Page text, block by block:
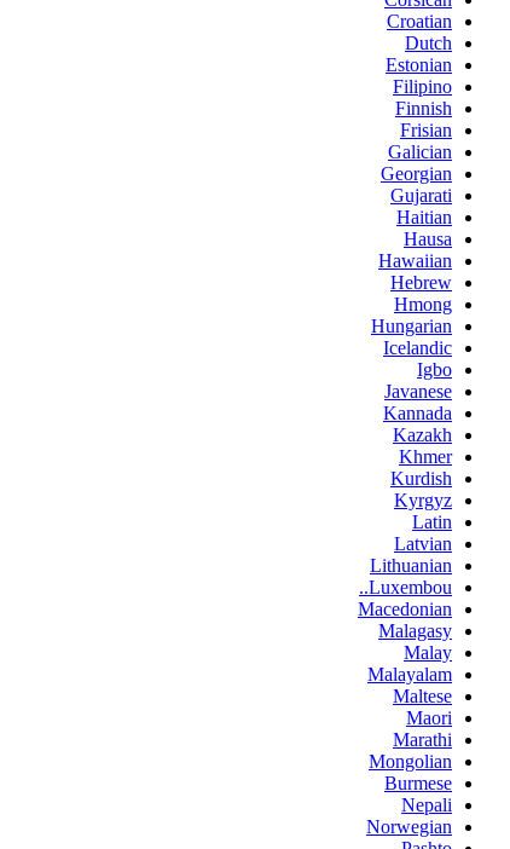
Croatian
Dutch
Estonian
Filipino
Finnish
Frisian
Galician
Georgian
Gujarati
Haitian
Hausa
Hawaiian
Hebrew
Hmong
Hungarian
Icelandic
Igbo
Javanese
Kannada
Kazakh
Khmer
Kurdish
Kyrgyz
Latin
Latvian
Lithuanian
Luxembou..
Macedonian
Malagasy
Malay
Malayalam
Maltese
Maori
Marathi
Mongolian
Burmese
Nepali
Norwegian